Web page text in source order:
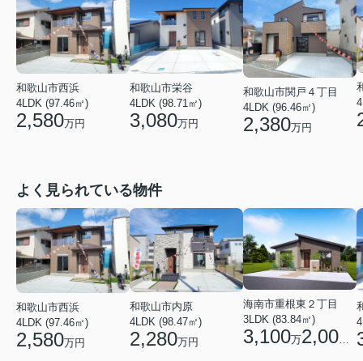
和歌山市西浜
4LDK (97.46㎡)
2,580万円
和歌山市栄谷
4LDK (98.71㎡)
3,080万円
和歌山市関戸４丁目
4LDK (96.46㎡)
2,380万円
よく見られている物件
和歌山市西浜
4LDK (97.46㎡)
2,580万円
和歌山市内原
4LDK (98.47㎡)
2,280万円
海南市重根東２丁目
3LDK (83.84㎡)
3,100万2,000 円